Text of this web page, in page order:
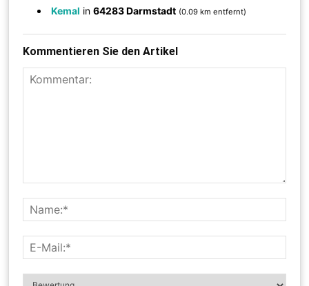
Kemal in64283 Darmstadt (0.09 km entfernt)
Kommentieren Sie den Artikel